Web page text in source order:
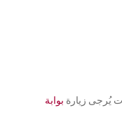
يُرجى زيارة بوابة